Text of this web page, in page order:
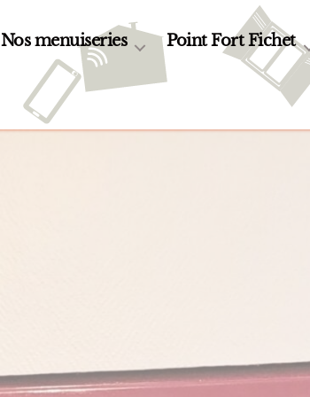
Nos menuiseries Point Fort Fichet